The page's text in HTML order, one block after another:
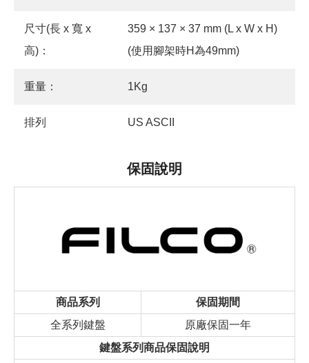
尺寸(長 x 寬 x
高)：
359 × 137 × 37 mm (L x W x H)
(使用腳架時H為49mm)
重量： 1Kg
排列 US ASCII
保固說明
商品系列
保固期間
全系列鍵盤
原廠保固一年
鍵盤系列商品保固說明